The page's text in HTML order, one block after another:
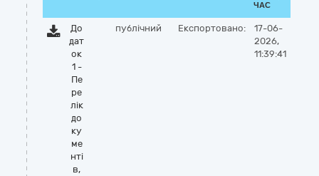
ЧАС
До
дат
ок
1 -
Пе
ре
лік
до
ку
ме
нті
в,
публічний Експортовано:
17-06-
2026,
11:39:41